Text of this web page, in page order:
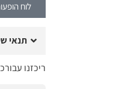
לוח
תנאי
ריכזנו